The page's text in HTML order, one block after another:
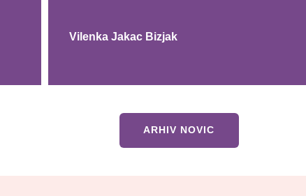
Vilenka Jakac Bizjak
ARHIV NOVIC